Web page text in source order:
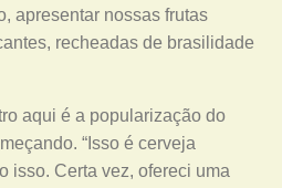
apresentar nossas frutas
recheadas de brasilidade
aqui é a popularização do
“Isso é cerveja
isso. Certa vez, ofereci uma